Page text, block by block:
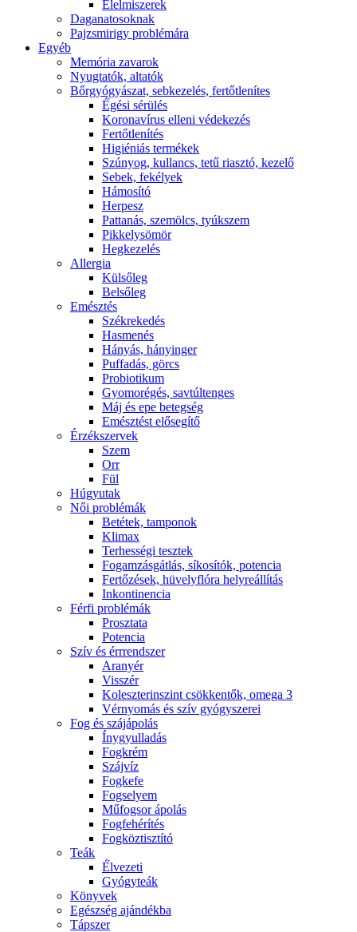
É́lelmiszerek
Daganatosoknak
Pajzsmirigy problémára
Egyéb
Memória zavarok
Nyugtatók, altatók
Bőrgyógyászat, sebkezelés, fertőtlenítes
É́gési sérülés
Koronavírus elleni védekezés
Fertőtlenítés
Higiéniás termékek
Szúnyog, kullancs, tetű riasztó, kezelő
Sebek, fekélyek
Hámosító
Herpesz
Pattanás, szemölcs, tyúkszem
Pikkelysömör
Hegkezelés
Allergia
Külsőleg
Belsőleg
Emésztés
Székrekedés
Hasmenés
Hányás, hányinger
Puffadás, görcs
Probiotikum
Gyomorégés, savtúltenges
Máj és epe betegség
Emésztést elősegítő
Érzékszervek
Szem
Orr
Fül
Húgyutak
Női problémák
Betétek, tamponok
Klimax
Terhességi tesztek
Fogamzásgátlás, síkosítók, potencia
Fertőzések, hüvelyflóra helyreállítás
Inkontinencia
Férfi problémák
Prosztata
Potencia
Szív és érrrendszer
Aranyér
Visszér
Koleszterinszint csökkentők, omega 3
Vérnyomás és szív gyógyszerei
Fog és szájápolás
Í́nygyulladás
Fogkrém
Szájvíz
Fogkefe
Fogselyem
Műfogsor ápolás
Fogfehérítés
Fogköztisztító
Teák
É́lvezeti
Gyógyteák
Könyvek
Egészség ajándékba
Tápszer